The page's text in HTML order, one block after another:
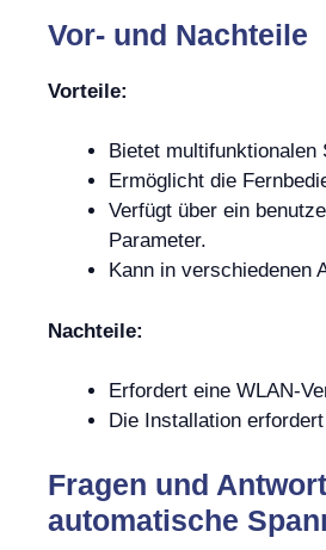
Vor- und Nachteile
Vorteile:
Bietet
Ermöglicht die
Verfügt über ein
Parameter.
Kann in verschiedenen
Nachteile:
Erfordert eine WLAN-
Die Installation
Fragen und
automatische